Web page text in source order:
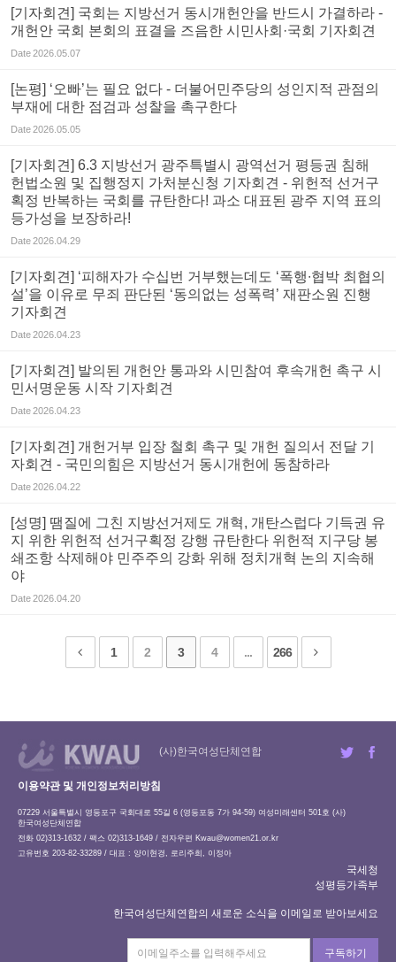
[기자회견] 국회는 지방선거 동시개헌안을 반드시 가결하라 -
개헌안 국회 본회의 표결을 즈음한 시민사회·국회 기자회견
Date2026.05.07
[논평] ‘오빠’는 필요 없다 - 더불어민주당의 성인지적 관점의
부재에 대한 점검과 성찰을 촉구한다
Date2026.05.05
[기자회견] 6.3 지방선거 광주특별시 광역선거 평등권 침해
헌법소원 및 집행정지 가처분신청 기자회견 - 위헌적 선거구
획정 반복하는 국회를 규탄한다! 과소 대표된 광주 지역 표의
등가성을 보장하라!
Date2026.04.29
[기자회견] ‘피해자가 수십번 거부했는데도 ‘폭행∙협박 최협의
설’을 이유로 무죄 판단된 ‘동의없는 성폭력’ 재판소원 진행
기자회견
Date2026.04.23
[기자회견] 발의된 개헌안 통과와 시민참여 후속개헌 촉구 시
민서명운동 시작 기자회견
Date2026.04.23
[기자회견] 개헌거부 입장 철회 촉구 및 개헌 질의서 전달 기
자회견 - 국민의힘은 지방선거 동시개헌에 동참하라
Date2026.04.22
[성명] 땜질에 그친 지방선거제도 개혁, 개탄스럽다 기득권 유
지 위한 위헌적 선거구획정 강행 규탄한다 위헌적 지구당 봉
쇄조항 삭제해야 민주주의 강화 위해 정치개혁 논의 지속해
야
Date2026.04.20
1 2 3 4 ... 266
(사)한국여성단체연합
이용약관 및 개인정보처리방침
07229 서울특별시 영등포구 국회대로 55길 6 (영등포동 7가 94-59) 여성미래센터 501호 (사)
한국여성단체연합
전화 02)313-1632 / 팩스 02)313-1649 / 전자우편 Kwau@women21.or.kr
고유번호 203-82-33289 / 대표 : 양이현경, 로리주희, 이정아
국세청
성평등가족부
한국여성단체연합의 새로운 소식을 이메일로 받아보세요
구독하기